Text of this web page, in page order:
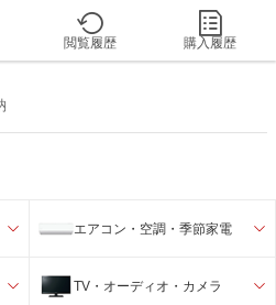
閲覧履歴 購入履歴
エアコン・空調・季節家電
TV・オーディオ・カメラ